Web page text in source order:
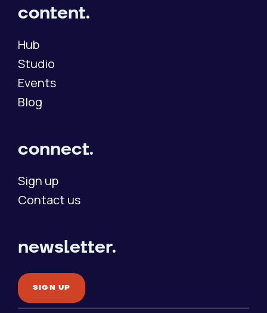
content.
Hub
Studio
Events
Blog
connect.
Sign up
Contact us
newsletter.